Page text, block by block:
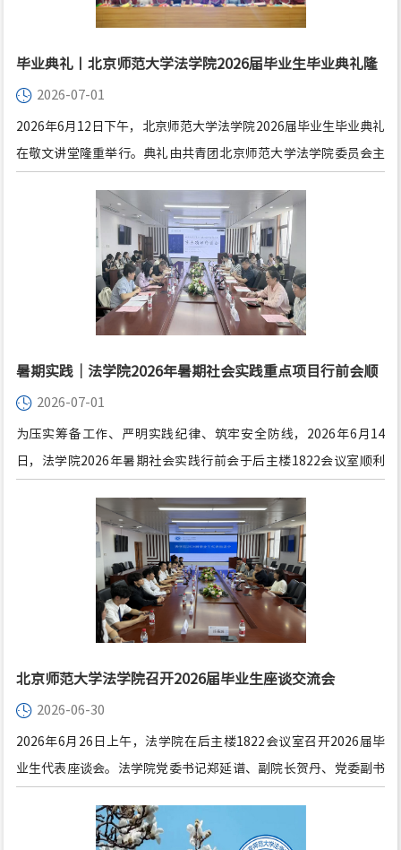
毕业典礼丨北京师范大学法学院2026届毕业生毕业典礼隆
重举行2026-07-01
2026年6月12日下午，北京师范大学法学院2026届毕业生毕业典礼
在敬文讲堂隆重举行。典礼由共青团北京师范大学法学院委员会主
暑期实践｜法学院2026年暑期社会实践重点项目行前会顺
利召开2026-07-01
为压实筹备工作、严明实践纪律、筑牢安全防线，2026年6月14
日，法学院2026年暑期社会实践行前会于后主楼1822会议室顺利
响老师、成都分队带队教师杨林老师、西安分队带队教师楚丽老
师、临海分队带队教师白连连老师、学生事务助理王皓月老师以及
博士研究生姚昱汐、刘颖琪、李凡非出席会议，各分队队长及实践
队员参与了本次行前会。
北京师范大学法学院召开2026届毕业生座谈交流会
2026-06-30
2026年6月26日上午，法学院在后主楼1822会议室召开2026届毕
业生代表座谈会。法学院党委书记郑延谱、副院长贺丹、党委副书
与2026届本硕博毕业生代表面对面交流。